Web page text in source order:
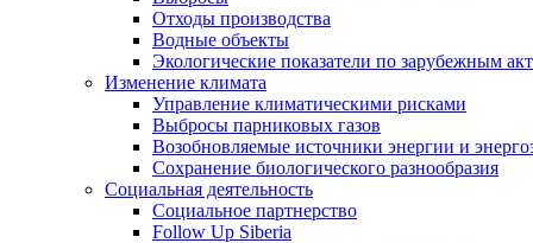
Отходы производства
Водные объекты
Экологические показатели по зарубежным
Изменение климата
Управление климатическими рисками
Выбросы парниковых газов
Возобновляемые источники энергии и
Сохранение биологического разнообразия
Социальная деятельность
Социальное партнерство
Follow Up Siberia